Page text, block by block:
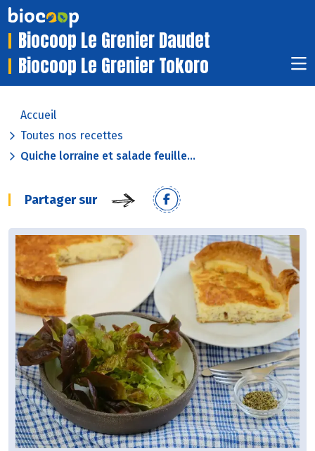
Biocoop Le Grenier Daudet
Biocoop Le Grenier Tokoro
Accueil
Toutes nos recettes
Quiche lorraine et salade feuille...
Partager sur